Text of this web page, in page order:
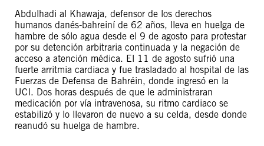
Abdulhadi al Khawaja, defensor de los derechos
humanos danés-bahreiní de 62 años, lleva en huelga de
hambre de sólo agua desde el 9 de agosto para protestar
por su detención arbitraria continuada y la negación de
acceso a atención médica. El 11 de agosto sufrió una
fuerte arritmia cardiaca y fue trasladado al hospital de las
Fuerzas de Defensa de Bahréin, donde ingresó en la
UCI. Dos horas después de que le administraran
medicación por vía intravenosa, su ritmo cardiaco se
estabilizó y lo llevaron de nuevo a su celda, desde donde
reanudó su huelga de hambre.